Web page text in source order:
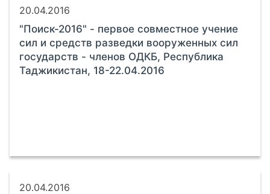
20.04.2016
"Поиск-2016" - первое совместное учение
сил и средств разведки вооруженных сил
государств - членов ОДКБ, Республика
Таджикистан, 18-22.04.2016
20.04.2016